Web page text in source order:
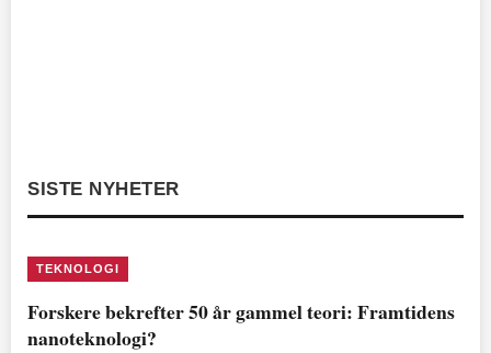
SISTE NYHETER
TEKNOLOGI
Forskere bekrefter 50 år gammel teori: Framtidens
nanoteknologi?